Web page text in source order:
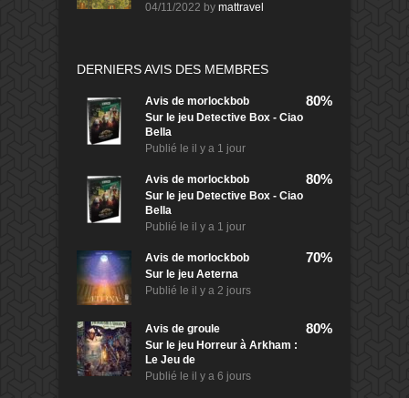
04/11/2022 by mattravel
DERNIERS AVIS DES MEMBRES
Avis de morlockbob
Sur le jeu Detective Box - Ciao
Bella
Publié le il y a 1 jour
80%
Avis de morlockbob
Sur le jeu Detective Box - Ciao
Bella
Publié le il y a 1 jour
80%
Avis de morlockbob
Sur le jeu Aeterna
Publié le il y a 2 jours
70%
Avis de groule
Sur le jeu Horreur à Arkham :
Le Jeu de
Publié le il y a 6 jours
80%